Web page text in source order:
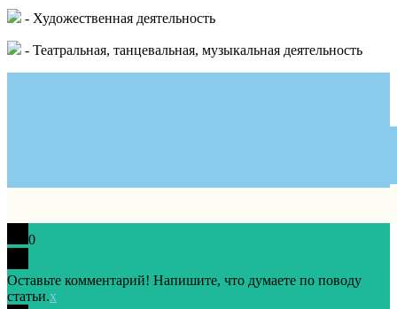
- Художественная деятельность
- Театральная, танцевальная, музыкальная деятельность
0
Оставьте комментарий! Напишите, что думаете по поводу
статьи.x